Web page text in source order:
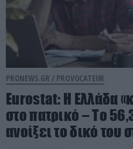
PRONEWS.GR / PROVOCATEUR
Eurostat: Η Ελλάδα
στο πατρικό – Το
ανοίξει το δικό του